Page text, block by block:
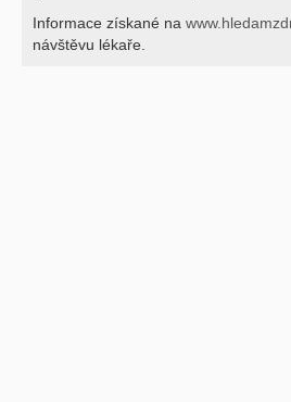
Informace získané na
návštěvu lékaře.